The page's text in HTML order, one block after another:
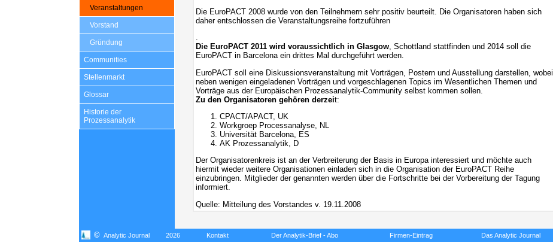
Veranstaltungen
Vorstand
Gründung
Communities
Stellenmarkt
Glossar
Historie der
Prozessanalytik
Die EuroPACT 2008 wurde von den Teilnehmern sehr positiv beurteilt. Die Organisatoren haben sich
daher entschlossen die Veranstaltungsreihe fortzuführen
.
Die EuroPACT 2011 wird voraussichtlich in Glasgow, Schottland stattfinden und 2014 soll die
EuroPACT in Barcelona ein drittes Mal durchgeführt werden.
EuroPACT soll eine Diskussionsveranstaltung mit Vorträgen, Postern und Ausstellung darstellen, wobei
neben wenigen eingeladenen Vorträgen und vorgeschlagenen Topics im Wesentlichen Themen und
Vorträge aus der Europäischen Prozessanalytik-Community selbst kommen sollen.
Zu den Organisatoren gehören derzeit:
CPACT/APACT, UK
Workgroep Processanalyse, NL
Universität Barcelona, ES
AK Prozessanalytik, D
Der Organisatorenkreis ist an der Verbreiterung der Basis in Europa interessiert und möchte auch
hiermit wieder weitere Organisationen einladen sich in die Organisation der EuroPACT Reihe
einzubringen. Mitglieder der genannten werden über die Fortschritte bei der Vorbereitung der Tagung
informiert.
Quelle: Mitteilung des Vorstandes v. 19.11.2008
© Analytic Journal 2026 Kontakt Der Analytik-Brief - Abo Firmen-Eintrag Das Analytic Journal